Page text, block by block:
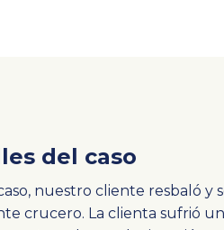
del caso
nuestro cliente resbaló
crucero. La clienta sufrió